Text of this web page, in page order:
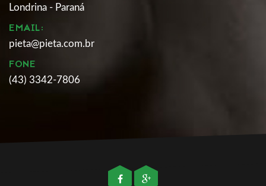
Londrina - Paraná
EMAIL:
pieta@pieta.com.br
FONE
(43) 3342-7806